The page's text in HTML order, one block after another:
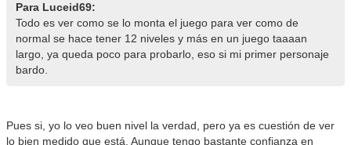
Para Luceid69:
Todo es ver como se lo monta el juego para ver como de
normal se hace tener 12 niveles y más en un juego taaaan
largo, ya queda poco para probarlo, eso si mi primer personaje
bardo.
Pues si, yo lo veo buen nivel la verdad, pero ya es cuestión de ver
lo bien medido que está. Aunque tengo bastante confianza en